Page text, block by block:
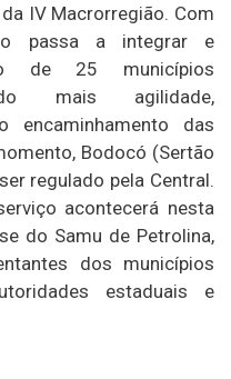
IV Macrorregião. Com
passa a integrar e
de 25 municípios
mais agilidade,
encaminhamento das
Bodocó (Sertão
regulado pela Central.
acontecerá nesta
do Samu de Petrolina,
dos municípios
estaduais e